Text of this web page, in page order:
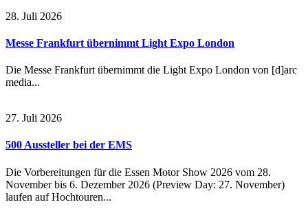
28. Juli 2026
Messe Frankfurt übernimmt Light Expo London
Die Messe Frankfurt übernimmt die Light Expo London von [d]arc
media...
27. Juli 2026
500 Aussteller bei der EMS
Die Vorbereitungen für die Essen Motor Show 2026 vom 28.
November bis 6. Dezember 2026 (Preview Day: 27. November)
laufen auf Hochtouren...